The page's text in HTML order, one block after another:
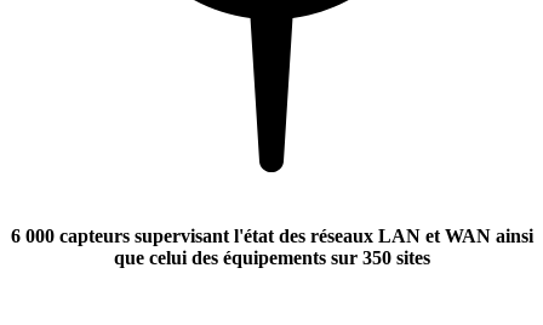
6 000 capteurs supervisant l'état des réseaux LAN et WAN ainsi
que celui des équipements sur 350 sites